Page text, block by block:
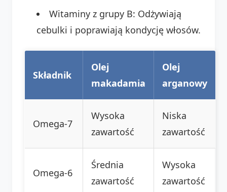
Witaminy z grupy B: Odżywiają
cebulki i poprawiają kondycję włosów.
Składnik
Olej
makadamia
Olej
arganowy
Omega-7
Wysoka
zawartość
Niska
zawartość
Omega-6
Średnia
zawartość
Wysoka
zawartość